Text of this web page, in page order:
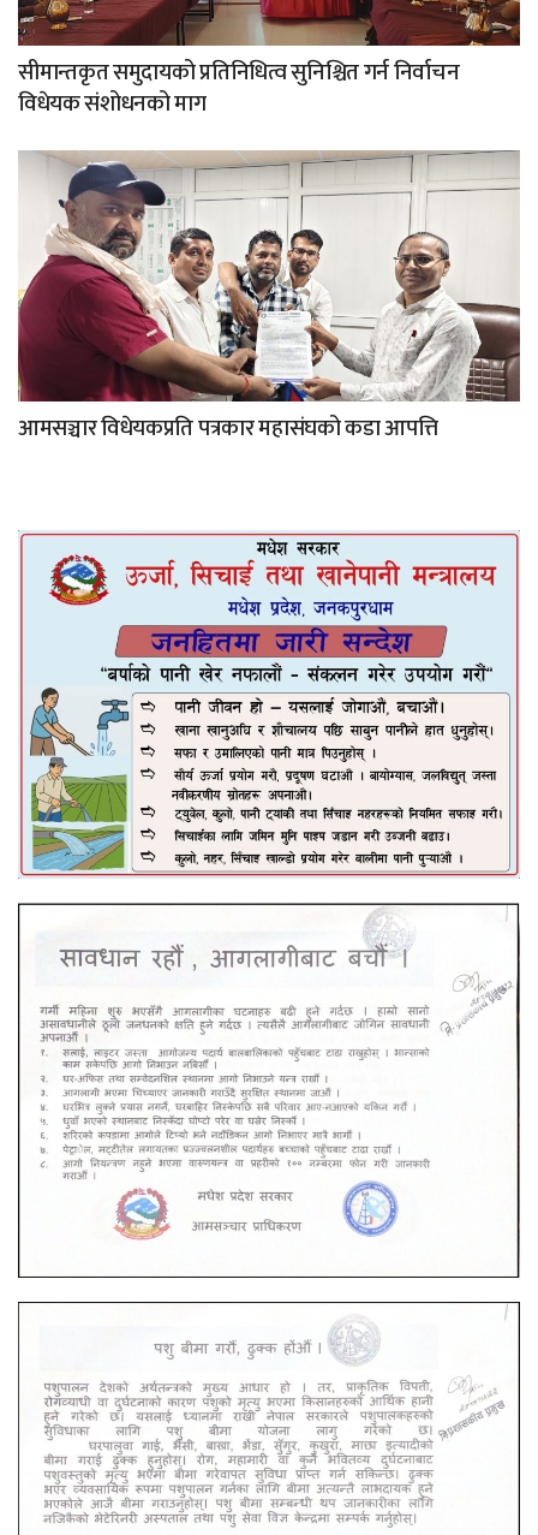
सीमान्तकृत समुदायको प्रतिनिधित्व सुनिश्चित गर्न निर्वाचन
विधेयक संशोधनको माग
आमसञ्चार विधेयकप्रति पत्रकार महासंघको कडा आपत्ति